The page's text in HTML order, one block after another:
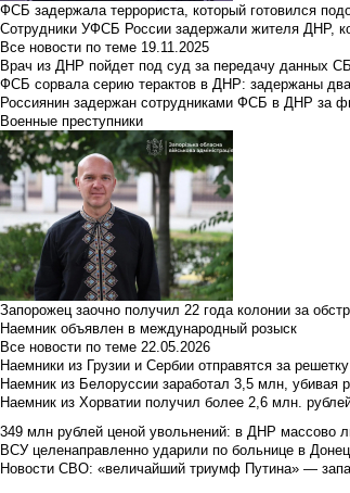
ФСБ задержала террориста, который готовился
Сотрудники УФСБ России задержали жителя ДНР,
Все новости по теме 19.11.2025
Врач из ДНР пойдет под суд за передачу данных
ФСБ сорвала серию терактов в ДНР: задержаны два
Россиянин задержан сотрудниками ФСБ в ДНР за
Военные преступники
Запорожец заочно получил 22 года колонии за
Наемник объявлен в международный розыск
Все новости по теме 22.05.2026
Наемники из Грузии и Сербии отправятся за
Наемник из Белоруссии заработал 3,5 млн, убивая
Наемник из Хорватии получил более 2,6 млн.
349 млн рублей ценой увольнений: в ДНР массово
ВСУ целенаправленно ударили по больнице в
Новости СВО: «величайший триумф Путина» —